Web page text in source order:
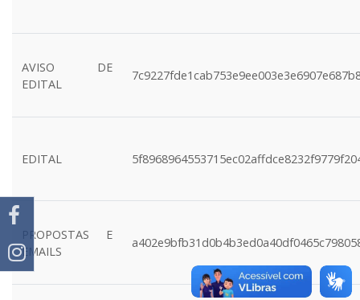
AVISO DE
EDITAL
EDITAL
PROPOSTAS E
EMAILS